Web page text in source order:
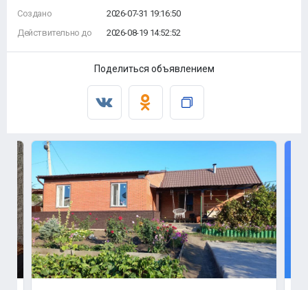
Создано
Действительно до
2026-07-31 19:16:50
2026-08-19 14:52:52
Поделиться объявлением